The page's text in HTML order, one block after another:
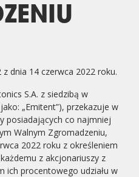
dnia 14 czerwca 2022 roku.
S.A. z siedzibą w
„Emitent”), przekazuje w
posiadających co najmniej
Walnym Zgromadzeniu,
2022 roku z określeniem
z akcjonariuszy z
ich procentowego udziału w